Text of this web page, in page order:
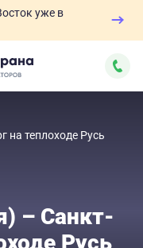
уже в
на теплоходе Русь
– Санкт-